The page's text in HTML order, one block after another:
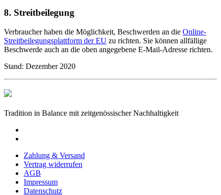
8. Streitbeilegung
Verbraucher haben die Möglichkeit, Beschwerden an die Online-
Streitbeilegungsplattform der EU zu richten. Sie können allfällige
Beschwerde auch an die oben angegebene E-Mail-Adresse richten.
Stand: Dezember 2020
Tradition in Balance mit zeitgenössischer Nachhaltigkeit
Zahlung & Versand
Vertrag widerrufen
AGB
Impressum
Datenschutz